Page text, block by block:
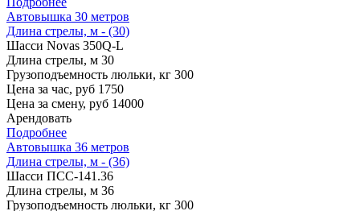
Автовышка 30 метров
Длина стрелы, м - (30)
Шасси Novas 350Q-L
Длина стрелы, м 30
Грузоподъемность люльки, кг 300
Цена за час, руб 1750
Цена за смену, руб 14000
Арендовать
Подробнее
Автовышка 36 метров
Длина стрелы, м - (36)
Шасси ПСС-141.36
Длина стрелы, м 36
Грузоподъемность люльки, кг 300